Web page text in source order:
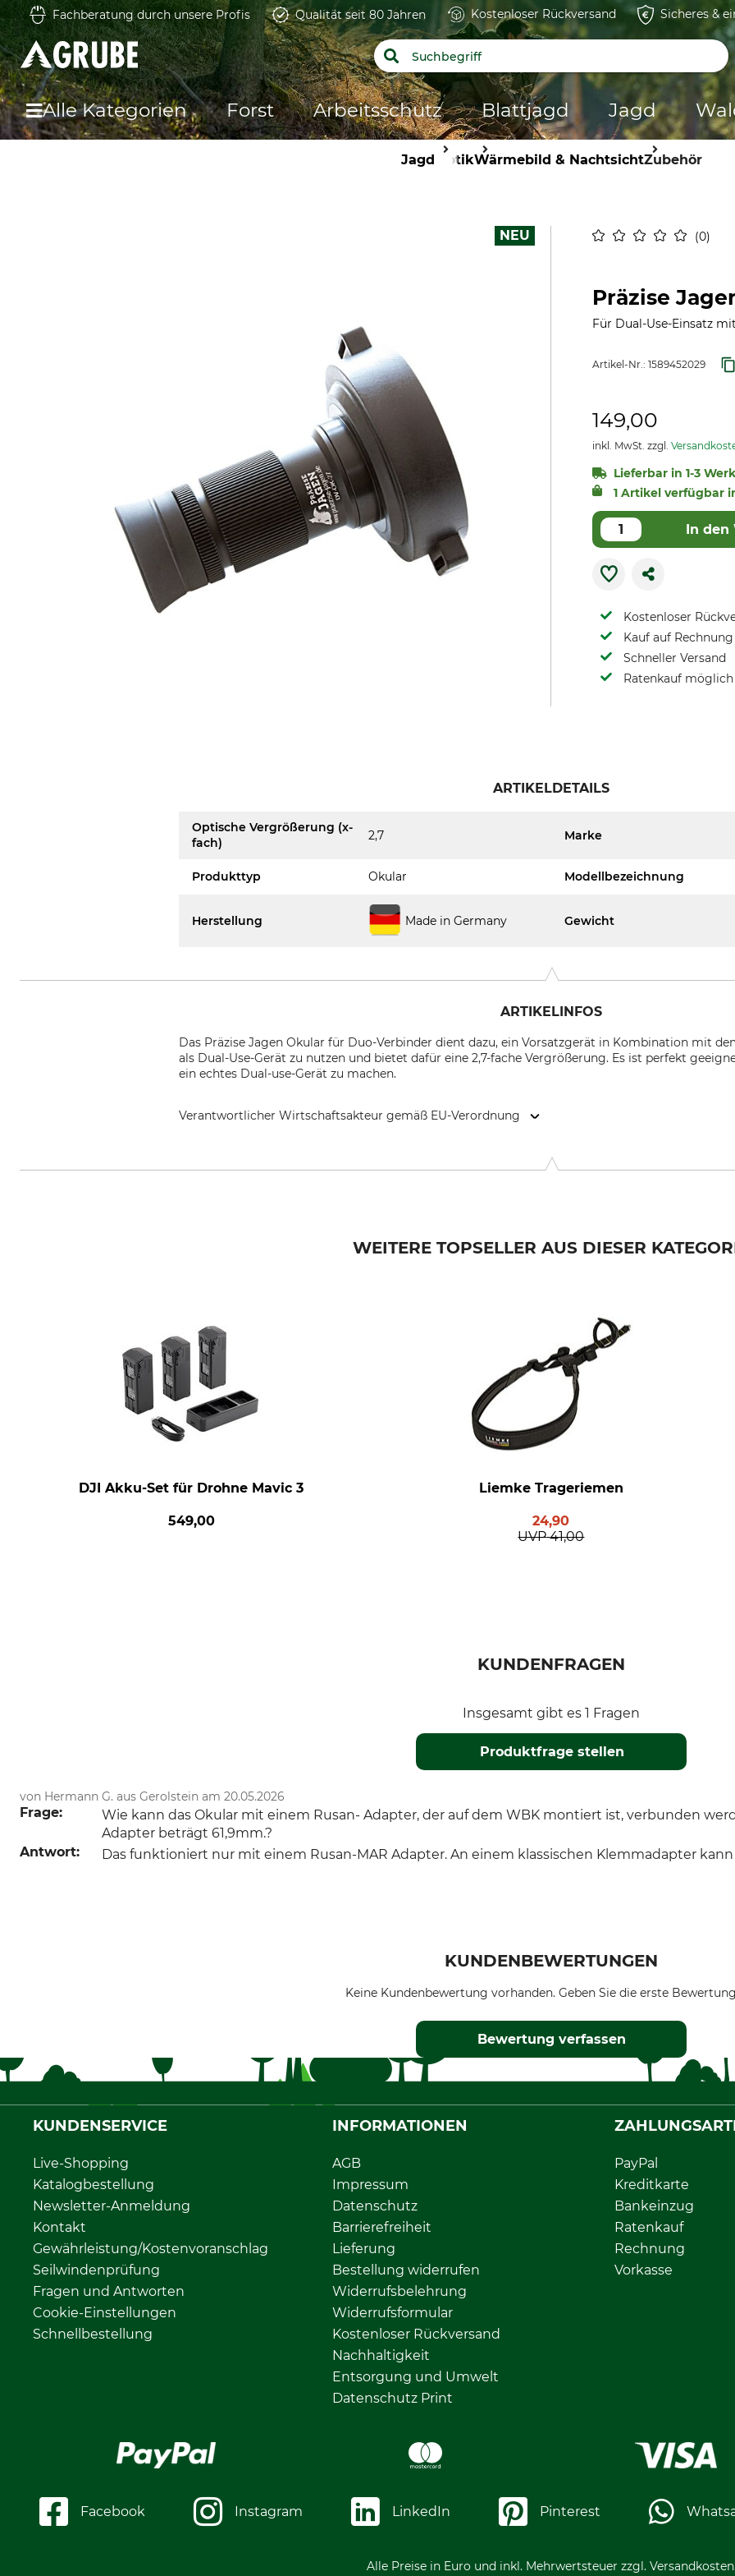
Fachberatung durch unsere Profis Qualität seit 80 Jahren Kostenloser Rückversand Sicheres &
Alle Kategorien Forst Arbeitsschutz Blattjagd Jagd
Jagd OptikWärmebild & NachtsichtZubehör
0
NEU
Präzise
Für Dual-Use-Einsatz
Artikel-Nr.: 1589452029
149,00
inkl. MwSt. zzgl.
Lieferbar in 1-3
1 Artikel verfügbar
In den
Kostenloser
Kauf auf
Schneller Versand
Ratenkauf möglich
ARTIKELDETAILS
Optische Vergrößerung (x-
fach)
2,7 Marke
Produkttyp Okular Modellbezeichnung
Herstellung Made in Germany Gewicht
ARTIKELINFOS
Das Präzise Jagen Okular für Duo-Verbinder dient dazu, ein Vorsatzgerät in Kombination mit
als Dual-Use-Gerät zu nutzen und bietet dafür eine 2,7-fache Vergrößerung. Es ist perfekt
ein echtes Dual-use-Gerät zu machen.
Verantwortlicher Wirtschaftsakteur gemäß EU-Verordnung
WEITERE TOPSELLER AUS DIESER
DJI Akku-Set für Drohne Mavic 3
549,00
Liemke Trageriemen
24,90
UVP 41,00
KUNDENFRAGEN
Insgesamt gibt es 1 Fragen
Produktfrage stellen
von Hermann G. aus Gerolstein am 20.05.2026
Frage:
Wie kann das Okular mit einem Rusan- Adapter, der auf dem WBK montiert ist, verbunden
Adapter beträgt 61,9mm.?
Antwort:
Das funktioniert nur mit einem Rusan-MAR Adapter. An einem klassischen Klemmadapter
KUNDENBEWERTUNGEN
Keine Kundenbewertung vorhanden. Geben Sie die erste
Bewertung verfassen
KUNDENSERVICE
Live-Shopping
Katalogbestellung
Newsletter-Anmeldung
Kontakt
Gewährleistung/Kostenvoranschlag
Seilwindenprüfung
Fragen und Antworten
Cookie-Einstellungen
Schnellbestellung
INFORMATIONEN
AGB
Impressum
Datenschutz
Barrierefreiheit
Lieferung
Bestellung widerrufen
Widerrufsbelehrung
Widerrufsformular
Kostenloser Rückversand
Nachhaltigkeit
Entsorgung und Umwelt
Datenschutz Print
PayPal
Kreditkarte
Bankeinzug
Ratenkauf
Rechnung
Vorkasse
Facebook Instagram LinkedIn Pinterest
Alle Preise in Euro und inkl. Mehrwertsteuer zzgl.